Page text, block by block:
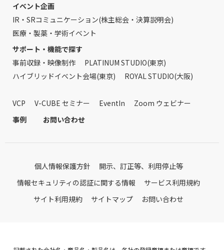
イベント企画
IR・SRコミュニケーション(株主総会・決算説明会)
医療・製薬・学術イベント
サポート・機能で探す
事前収録・映像制作
PLATINUM STUDIO(東京)
ハイブリッドイベント会場(東京)
ROYAL STUDIO(大阪)
VCP V-CUBE セミナー EventIn
Zoom ウェビナー
事例
お問い合わせ
個人情報保護方針
開示、訂正等、利用停止等
情報セキュリティの認証に関する情報
サービス利用規約
サイト利用規約
サイトマップ お問い合わせ